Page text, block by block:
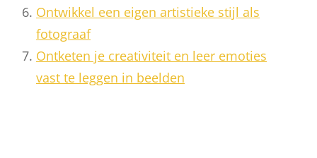
Ontwikkel een eigen artistieke stijl als
fotograaf
Ontketen je creativiteit en leer emoties
vast te leggen in beelden